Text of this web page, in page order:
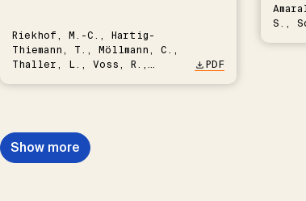
Riekhof, M.-C., Hartig-
Thiemann, T., Möllmann, C.,
Thaller, L., Voss, R.,
PDF
S.,
Show more